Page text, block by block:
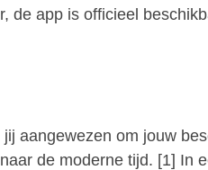
de app is officieel
aangewezen om jouw
de moderne tijd. [1] In